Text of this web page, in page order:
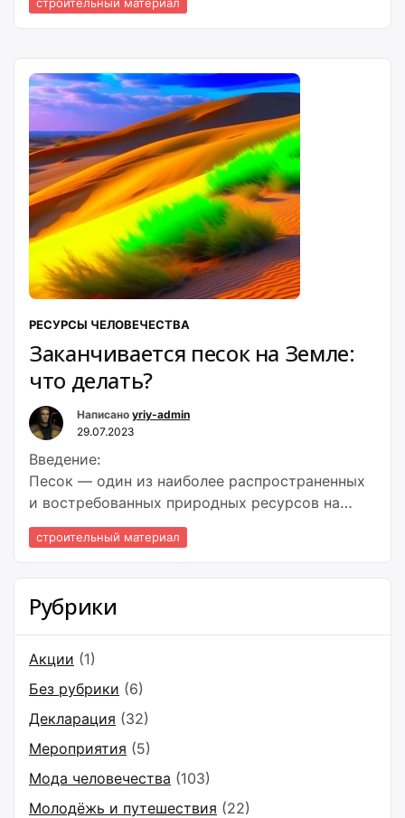
Рубрики
Акции (1)
Без рубрики (6)
Декларация (32)
Мероприятия (5)
Мода человечества (103)
Молодёжь и путешествия (22)
РЕСУРСЫ ЧЕЛОВЕЧЕСТВА
Заканчивается песок на Земле:
что делать?
Написано yriy-admin
29.07.2023
Введение:
Песок — один из наиболее распространенных
и востребованных природных ресурсов на
Земле.
строительный материал